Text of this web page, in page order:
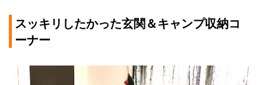
スッキリしたかった玄関＆キャンプ収納コ
ーナー